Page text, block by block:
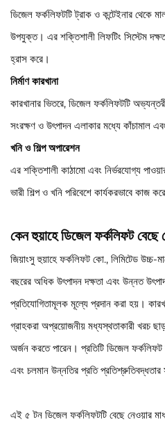
ডিজেল ফর্কলিফটটি ট্রাক ও কন্টেইনার
উপযুক্ত। এর শক্তিশালী লিফটিং সিস্টেম
হ্রাস করে।
নির্মাণ কারখানা
কারখানার ভিতরে, ডিজেল ফর্কলিফটটি
সংরক্ষণ ও উৎপাদন এলাকার মধ্যে কাঁচামাল
খনি ও শিল্প অপারেশন
এর শক্তিশালী কাঠামো এবং নির্ভরযোগ্য
ভারী শিল্প ও খনি পরিবেশে কার্যকরভাবে কাজ
কেন হুয়াহে ডিজেল ফর্কলিফট বেছে
জিয়াংসু হুয়াহে ফর্কলিফট কো., লিমিটেড
বছরের অধিক উৎপাদন দক্ষতা এবং উন্নত
প্রতিযোগিতামূলক মূল্যে প্রদান করা হয়।
গ্রাহকরা অপ্রয়োজনীয় মধ্যস্থতাকারী খরচ
অর্জন করতে পারেন। প্রতিটি ডিজেল
এবং চলমান উন্নতির প্রতি প্রতিশ্রুতিবদ্ধতার
এই ৫ টন ডিজেল ফর্কলিফটটি বেছে নেওয়ার